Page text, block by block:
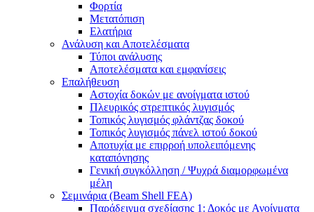
Φορτία
Μετατόπιση
Ελατήρια
Ανάλυση και Αποτελέσματα
Τύποι ανάλυσης
Αποτελέσματα και εμφανίσεις
Επαλήθευση
Αστοχία δοκών με ανοίγματα ιστού
Πλευρικός στρεπτικός λυγισμός
Τοπικός λυγισμός φλάντζας δοκού
Τοπικός λυγισμός πάνελ ιστού δοκού
Αποτυχία με επιρροή υπολειπόμενης
καταπόνησης
Γενική συγκόλληση / Ψυχρά διαμορφωμένα
μέλη
Σεμινάρια (Beam Shell FEA)
Παράδειγμα σχεδίασης 1: Δοκός με Ανοίγματα